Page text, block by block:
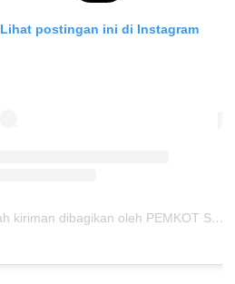
Lihat postingan ini di Instagram
Sebuah kiriman dibagikan oleh PEMKOT SUKABUMI (@pemkotsukabumi_)